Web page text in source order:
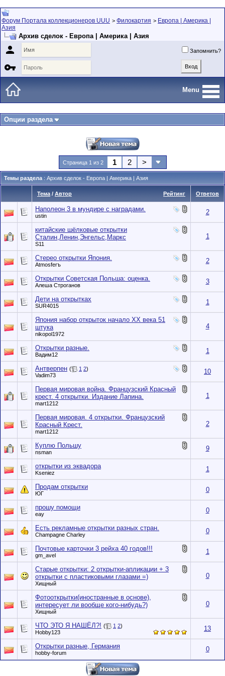
Форум Портала коллекционеров UUU > Филокартия > Европа | Америка |
Азия
Архив сделок - Европа | Америка | Азия
 Запомнить?

Menu
Опции раздела
Страница 1 из 2 1 2 >
Темы раздела : Архив сделок - Европа | Америка | Азия
Рейтинг
Тема / Автор Ответов
Наполеон 3 в мундире с наградами.
ustin 2
китайские шёлковые открытки
Сталин,Ленин,Энгельс,Маркс
S11
1
Стерео открытки Япония.
Atmosferъ 2
Открытки Советская Польша: оценка.
Алеша Строганов 3
Дети на открытках
SUR4015 1
Япония набор открыток начало XX века 51
штука
nikopol1972
4
Открытки разные.
Вадим12 1
Антверпен ( 1 2)
Vadim73
10
Первая мировая война. Французский Красный
крест. 4 открытки. Издание Лапина.
mart1212
1
Первая мировая. 4 открытки. Французский
Красный Крест.
mart1212
2
Куплю Польшу
nsman 9
открытки из эквадора
Kseniez 1
Продам открытки
ЮГ 0
прошу помощи
eay 0
Есть рекламные открытки разных стран.
Champagne Charley 0
Почтовые карточки 3 рейха 40 годов!!!
gm_avel 1
Старые открытки: 2 открытки-апликации + 3
открытки с пластиковыми глазами =)
Хищный
0
Фотооткрытки(иностранные в основе),
интересует ли вообще кого-нибудь?)
Хищный
0
ЧТО ЭТО Я НАШЁЛ?! ( 1 2)
Hobby123
13
Открытки разные, Германия
hobby-forum 0